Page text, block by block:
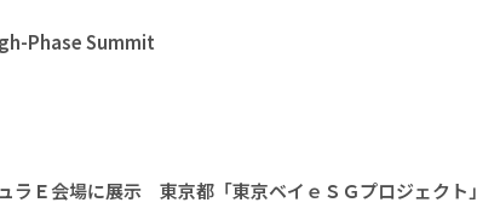
Phase Summit
ラＥ会場に展示 東京都「東京ベイｅＳＧプロジェクト」